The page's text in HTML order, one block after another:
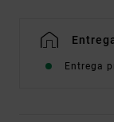
Entrega